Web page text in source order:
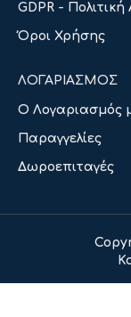
GDPR -
Όροι Χρήσης
ΛΟΓΑΡΙΑΣΜΟΣ
Ο Λογαριασμός
Παραγγελίες
Δωροεπιταγές